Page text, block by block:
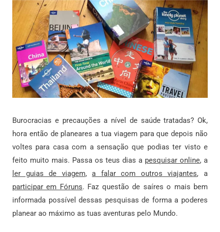
Burocracias e precauções a nível de saúde tratadas? Ok,
hora então de planeares a tua viagem para que depois não
voltes para casa com a sensação que podias ter visto e
feito muito mais. Passa os teus dias a pesquisar online, a
ler guias de viagem,a falar com outros viajantes, a
participar em Fóruns. Faz questão de saíres o mais bem
informada possível dessas pesquisas de forma a poderes
planear ao máximo as tuas aventuras pelo Mundo.